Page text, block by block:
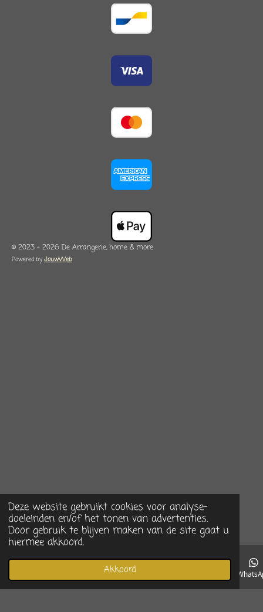
Deze website gebruikt cookies voor analyse-
doeleinden en/of het tonen van advertenties.
Door gebruik te blijven maken van de site gaat u
hiermee akkoord.
Akkoord
© 2023 - 2026 De Arrangerie, home & more
Powered byJouwWeb
Telefoonnummer